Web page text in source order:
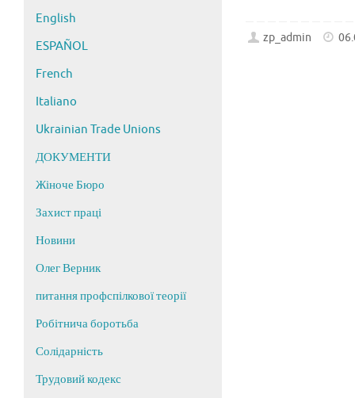
zp_admin
English
ESPAÑOL
French
Italiano
Ukrainian Trade Unions
ДОКУМЕНТИ
Жіноче Бюро
Захист праці
Новини
Олег Верник
питання профспілкової теорії
Робітнича боротьба
Солідарність
Трудовий кодекс